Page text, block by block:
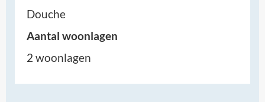
Douche
Aantal woonlagen
2 woonlagen